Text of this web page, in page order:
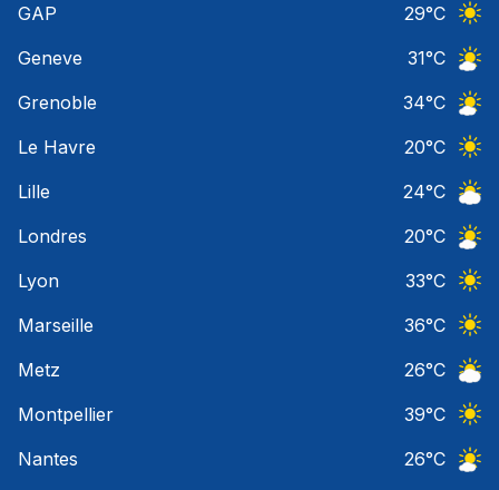
GAP
29°C
Geneve
31°C
Grenoble
34°C
Le Havre
20°C
Lille
24°C
Londres
20°C
Lyon
33°C
Marseille
36°C
Metz
26°C
Montpellier
39°C
Nantes
26°C